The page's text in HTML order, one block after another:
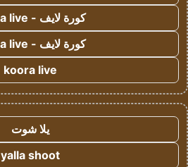
كورة لايف - koora live
كورة لايف - koora live
koora live
يلا شوت
yalla shoot